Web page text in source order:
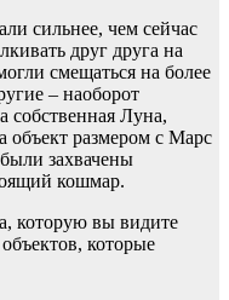
сильнее, чем сейчас
друг друга на
смещаться на более
– наоборот
Луна,
объект размером с Марс
захвачены
кошмар.
которую вы видите
которые